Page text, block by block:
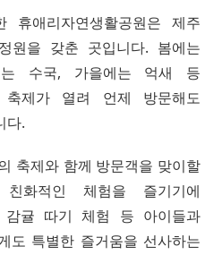
휴애리자연생활공원은 제주
원을 갖춘 곳입니다. 봄에는
는 수국, 가을에는 억새 등
제가 열려 언제 방문해도
다.
축제와 함께 방문객을 맞이할
화적인 체험을 즐기기에
감귤 따기 체험 등 아이들과
도 특별한 즐거움을 선사하는